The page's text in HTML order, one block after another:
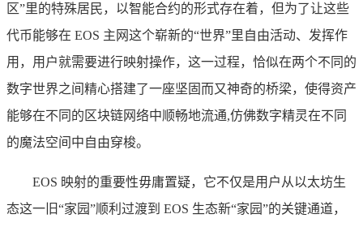
区”里的特殊居民，以智能合约的形式存在着，但为了让这些
代币能够在 EOS 主网这个崭新的“世界”里自由活动、发挥作
用，用户就需要进行映射操作，这一过程，恰似在两个不同的
数字世界之间精心搭建了一座坚固而又神奇的桥梁，使得资产
能够在不同的区块链网络中顺畅地流通,仿佛数字精灵在不同
的魔法空间中自由穿梭。
EOS 映射的重要性毋庸置疑，它不仅是用户从以太坊生
态这一旧“家园”顺利过渡到 EOS 生态新“家园”的关键通道，